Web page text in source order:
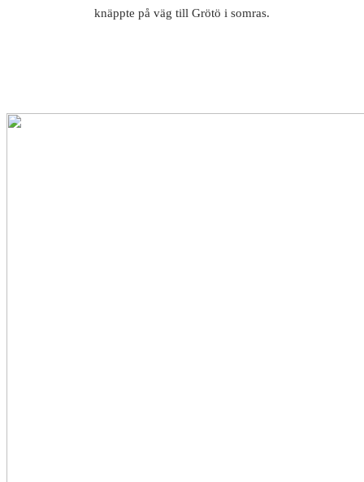
knäppte på väg till Grötö i somras.